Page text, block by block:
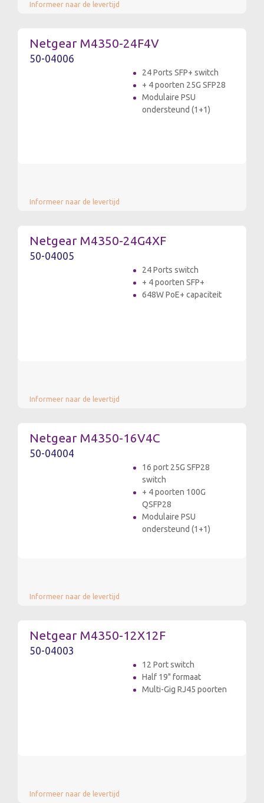
Informeer naar de levertijd
Netgear M4350-24F4V
50-04006
24 Ports SFP+ switch
+ 4 poorten 25G SFP28
Modulaire PSU
ondersteund (1+1)
Informeer naar de levertijd
Netgear M4350-24G4XF
50-04005
24 Ports switch
+ 4 poorten SFP+
648W PoE+ capaciteit
Informeer naar de levertijd
Netgear M4350-16V4C
50-04004
16 port 25G SFP28
switch
+ 4 poorten 100G
QSFP28
Modulaire PSU
ondersteund (1+1)
Informeer naar de levertijd
Netgear M4350-12X12F
50-04003
12 Port switch
Half 19" formaat
Multi-Gig RJ45 poorten
Informeer naar de levertijd